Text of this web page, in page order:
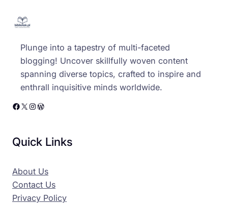
Plunge into a tapestry of multi-faceted
blogging! Uncover skillfully woven content
spanning diverse topics, crafted to inspire and
enthrall inquisitive minds worldwide.
Facebook X Instagram WordPress
Quick Links
About Us
Contact Us
Privacy Policy